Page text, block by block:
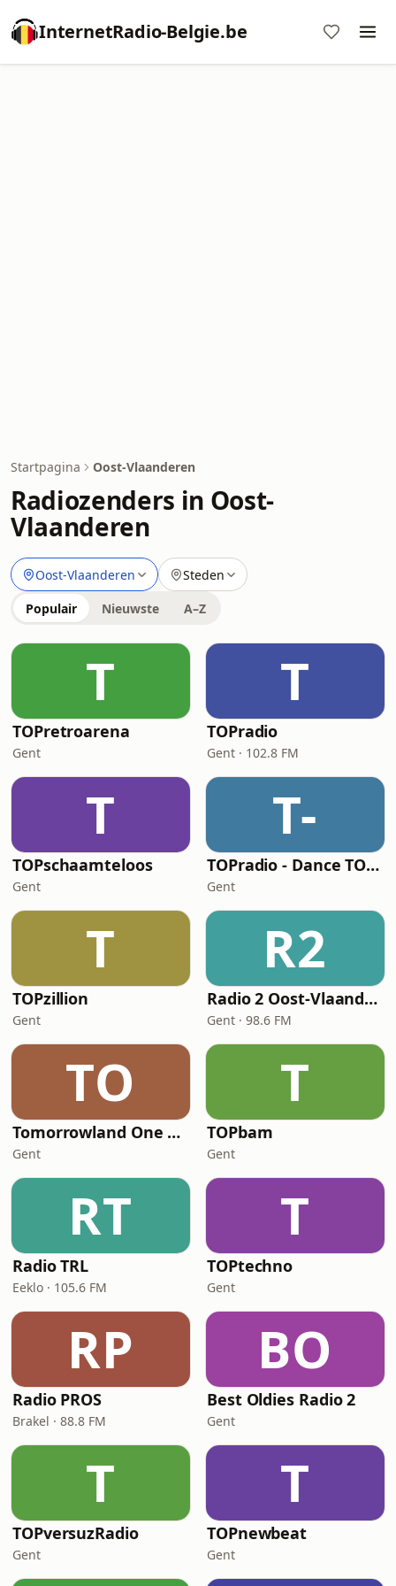
InternetRadio-Belgie.be
Startpagina Oost-Vlaanderen
Radiozenders in Oost-
Vlaanderen
Oost-Vlaanderen Steden
Populair Nieuwste A–Z
T
TOPretroarena
Gent
T
TOPradio
Gent · 102.8 FM
T
TOPschaamteloos
Gent
T-
TOPradio - Dance TOP 1000
Gent
T
TOPzillion
Gent
R2
Radio 2 Oost-Vlaanderen
Gent · 98.6 FM
TO
Tomorrowland One World Radio
Gent
T
TOPbam
Gent
RT
Radio TRL
Eeklo · 105.6 FM
T
TOPtechno
Gent
RP
Radio PROS
Brakel · 88.8 FM
BO
Best Oldies Radio 2
Gent
T
TOPversuzRadio
Gent
T
TOPnewbeat
Gent